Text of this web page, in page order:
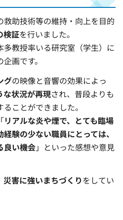
助技術等の維持・向上を目的
検証を行いました。
教授率いる研究室（学生）に
企画です。
グの映像と音響の効果によっ
な状況が再現され、普段よりも
ことができました。
リアルな炎や煙で、とても臨場
経験の少ない職員にとっては、
良い機会」といった感想や意見
災害に強いまちづくりをしてい